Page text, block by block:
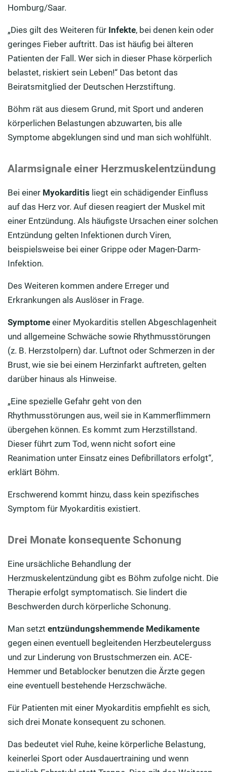
Homburg/Saar.
„Dies gilt des Weiteren für Infekte, bei denen kein oder
geringes Fieber auftritt. Das ist häufig bei älteren
Patienten der Fall. Wer sich in dieser Phase körperlich
belastet, riskiert sein Leben!“ Das betont das
Beiratsmitglied der Deutschen Herzstiftung.
Böhm rät aus diesem Grund, mit Sport und anderen
körperlichen Belastungen abzuwarten, bis alle
Symptome abgeklungen sind und man sich wohlfühlt.
Alarmsignale einer Herzmuskelentzündung
Bei einer Myokarditis liegt ein schädigender Einfluss
auf das Herz vor. Auf diesen reagiert der Muskel mit
einer Entzündung. Als häufigste Ursachen einer solchen
Entzündung gelten Infektionen durch Viren,
beispielsweise bei einer Grippe oder Magen-Darm-
Infektion.
Des Weiteren kommen andere Erreger und
Erkrankungen als Auslöser in Frage.
Symptome einer Myokarditis stellen Abgeschlagenheit
und allgemeine Schwäche sowie Rhythmusstörungen
(z. B. Herzstolpern) dar. Luftnot oder Schmerzen in der
Brust, wie sie bei einem Herzinfarkt auftreten, gelten
darüber hinaus als Hinweise.
„Eine spezielle Gefahr geht von den
Rhythmusstörungen aus, weil sie in Kammerflimmern
übergehen können. Es kommt zum Herzstillstand.
Dieser führt zum Tod, wenn nicht sofort eine
Reanimation unter Einsatz eines Defibrillators erfolgt“,
erklärt Böhm.
Erschwerend kommt hinzu, dass kein spezifisches
Symptom für Myokarditis existiert.
Drei Monate konsequente Schonung
Eine ursächliche Behandlung der
Herzmuskelentzündung gibt es Böhm zufolge nicht. Die
Therapie erfolgt symptomatisch. Sie lindert die
Beschwerden durch körperliche Schonung.
Man setzt entzündungshemmende Medikamente
gegen einen eventuell begleitenden Herzbeutelerguss
und zur Linderung von Brustschmerzen ein. ACE-
Hemmer und Betablocker benutzen die Ärzte gegen
eine eventuell bestehende Herzschwäche.
Für Patienten mit einer Myokarditis empfiehlt es sich,
sich drei Monate konsequent zu schonen.
Das bedeutet viel Ruhe, keine körperliche Belastung,
keinerlei Sport oder Ausdauertraining und wenn